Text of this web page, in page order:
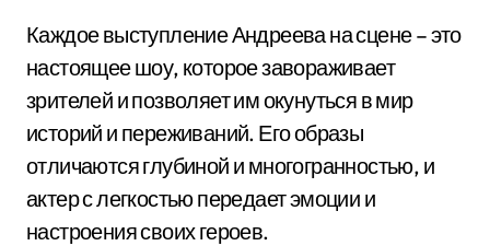
Каждое выступление Андреева на сцене – это
настоящее шоу, которое завораживает
зрителей и позволяет им окунуться в мир
историй и переживаний. Его образы
отличаются глубиной и многогранностью, и
актер с легкостью передает эмоции и
настроения своих героев.